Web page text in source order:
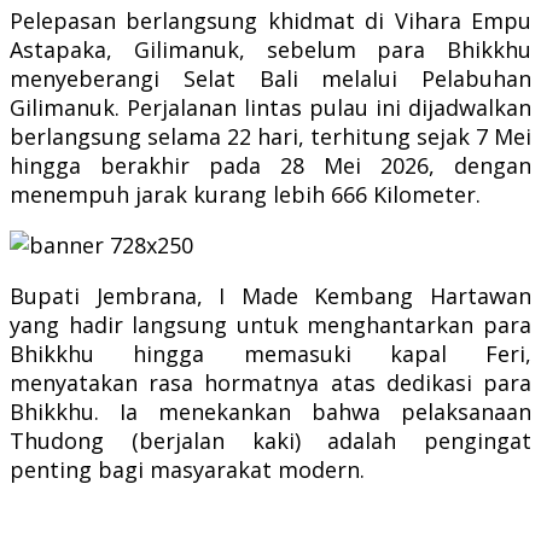
Pelepasan berlangsung khidmat di Vihara Empu
Astapaka, Gilimanuk, sebelum para Bhikkhu
menyeberangi Selat Bali melalui Pelabuhan
Gilimanuk. Perjalanan lintas pulau ini dijadwalkan
berlangsung selama 22 hari, terhitung sejak 7 Mei
hingga berakhir pada 28 Mei 2026, dengan
menempuh jarak kurang lebih 666 Kilometer.
Bupati Jembrana, I Made Kembang Hartawan
yang hadir langsung untuk menghantarkan para
Bhikkhu hingga memasuki kapal Feri,
menyatakan rasa hormatnya atas dedikasi para
Bhikkhu. Ia menekankan bahwa pelaksanaan
Thudong (berjalan kaki) adalah pengingat
penting bagi masyarakat modern.